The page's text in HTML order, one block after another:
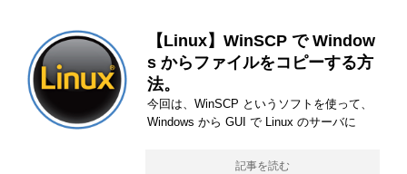
【Linux】WinSCP で Window
s からファイルをコピーする方
法。
今回は、WinSCP というソフトを使って、
Windows から GUI で Linux のサーバに
記事を読む